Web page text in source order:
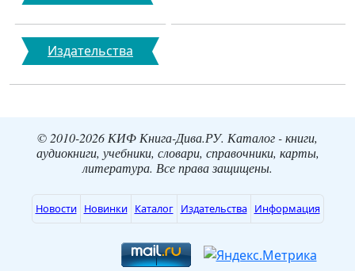
Издательства
© 2010-2026 КИФ Книга-Дива.РУ. Каталог - книги,
аудиокниги, учебники, словари, справочники, карты,
литература. Все права защищены.
Новости Новинки Каталог Издательства Информация